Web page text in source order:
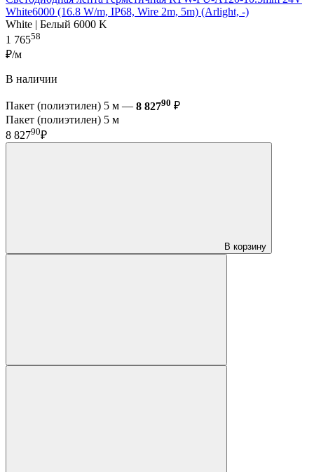
White6000 (16.8 W/m, IP68, Wire 2m, 5m) (Arlight, -)
White | Белый 6000 K
1 76558
₽/м
В наличии
Пакет (полиэтилен) 5 м — 8 82790 ₽
Пакет (полиэтилен) 5 м
8 82790₽
В корзину